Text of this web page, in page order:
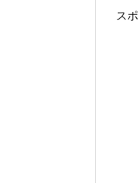
ス